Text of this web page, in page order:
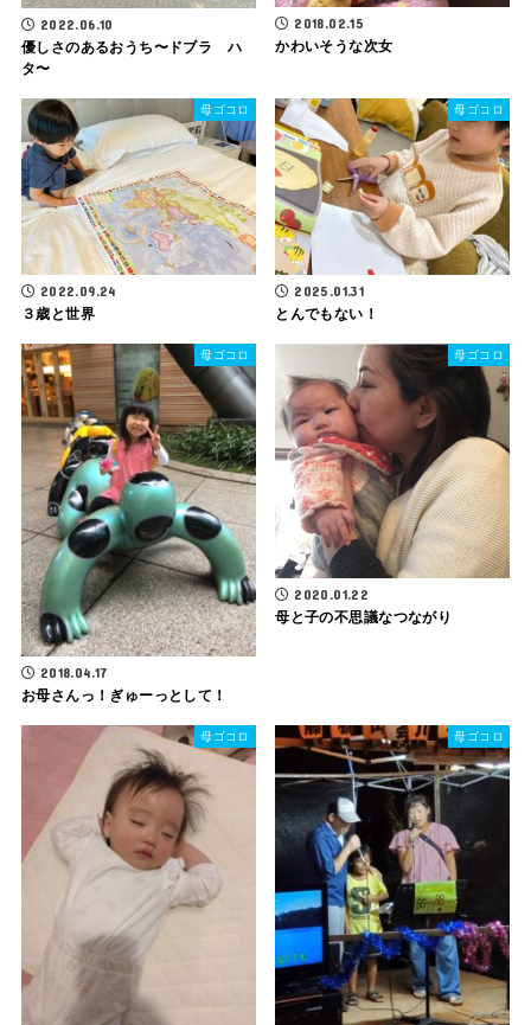
2022.06.10
優しさのあるおうち〜ドブラ ハ
タ〜
2018.02.15
かわいそうな次女
母ゴコロ
2022.09.24
３歳と世界
母ゴコロ
2025.01.31
とんでもない！
母ゴコロ
2018.04.17
お母さんっ！ぎゅーっとして！
母ゴコロ
2020.01.22
母と子の不思議なつながり
母ゴコロ 母ゴコロ